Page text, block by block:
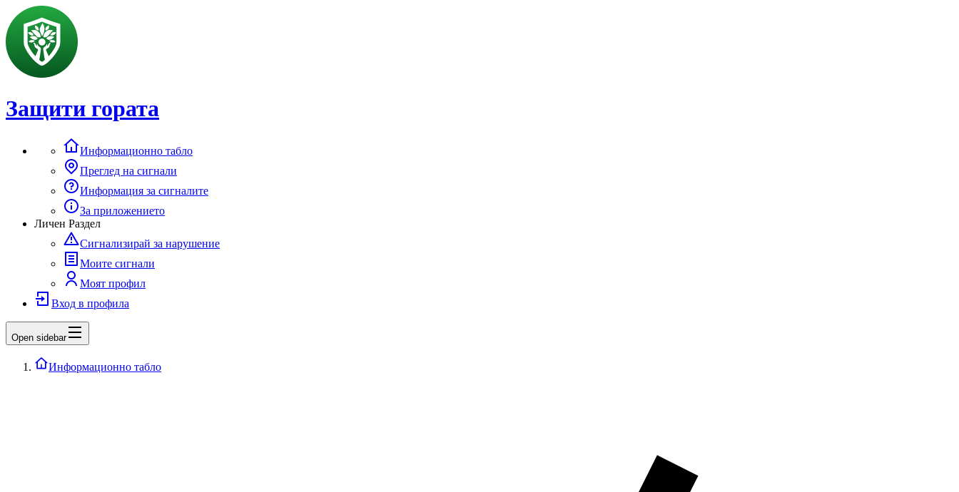
Защити гората
Информационно табло
Преглед на сигнали
Информация за сигналите
За приложението
Личен Раздел
Сигнализирай за нарушение
Моите сигнали
Моят профил
Вход в профила
Open sidebar
Информационно табло